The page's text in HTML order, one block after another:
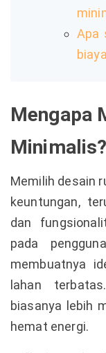
Apa
Mengapa
Minimalis?
Memilih desain
keuntungan,
dan
pada
membuatnya
lahan
biasanya lebih
hemat energi.